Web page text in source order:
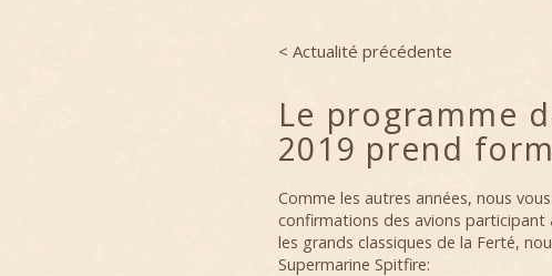
Post navigation
< Actualité précédente
Le programme
2019 prend
Comme les autres années, nous
confirmations des avions
les grands classiques de la Ferté,
Supermarine Spitfire: